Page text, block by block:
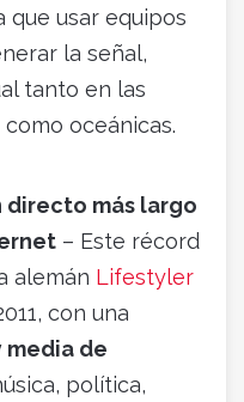
que usar equipos
la señal,
tanto en las
oceánicas.
directo más largo
– Este récord
alemán Lifestyler
con una
media de
política,